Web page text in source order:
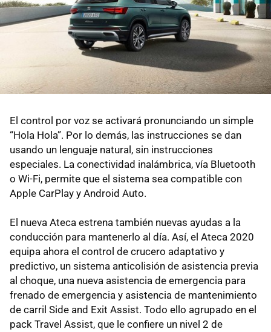
El control por voz se activará pronunciando un simple
“Hola Hola”. Por lo demás, las instrucciones se dan
usando un lenguaje natural, sin instrucciones
especiales. La conectividad inalámbrica, vía Bluetooth
o Wi-Fi, permite que el sistema sea compatible con
Apple CarPlay y Android Auto.
El nueva Ateca estrena también nuevas ayudas a la
conducción para mantenerlo al día. Así, el Ateca 2020
equipa ahora el control de crucero adaptativo y
predictivo, un sistema anticolisión de asistencia previa
al choque, una nueva asistencia de emergencia para
frenado de emergencia y asistencia de mantenimiento
de carril Side and Exit Assist. Todo ello agrupado en el
pack Travel Assist, que le confiere un nivel 2 de